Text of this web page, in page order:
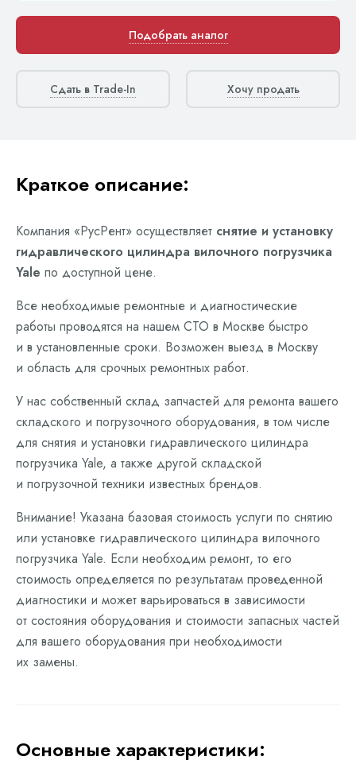
Подобрать аналог
Сдать в Trade-In Хочу продать
Краткое описание:
Компания «РусРент» осуществляет снятие и установку
гидравлического цилиндра вилочного погрузчика
Yale по доступной цене.
Все необходимые ремонтные и диагностические
работы проводятся на нашем СТО в Москве быстро
и в установленные сроки. Возможен выезд в Москву
и область для срочных ремонтных работ.
У нас собственный склад запчастей для ремонта вашего
складского и погрузочного оборудования, в том числе
для снятия и установки гидравлического цилиндра
погрузчика Yale, а также другой складской
и погрузочной техники известных брендов.
Внимание! Указана базовая стоимость услуги по снятию
или установке гидравлического цилиндра вилочного
погрузчика Yale. Если необходим ремонт, то его
стоимость определяется по результатам проведенной
диагностики и может варьироваться в зависимости
от состояния оборудования и стоимости запасных частей
для вашего оборудования при необходимости
их замены.
Основные характеристики: